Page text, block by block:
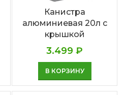
Канистра
алюминиевая 20л с
крышкой
3.499 ₽
В КОРЗИНУ